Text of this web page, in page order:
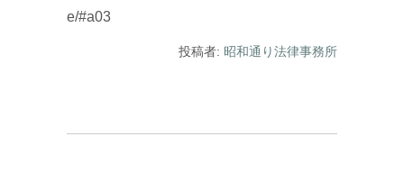
e/#a03
投稿者: 昭和通り法律事務所